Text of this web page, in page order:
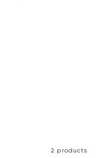
2 products